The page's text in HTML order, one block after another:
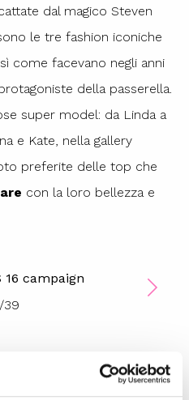
dal magico Steven
le tre fashion iconiche
come facevano negli anni
della passerella.
super model: da Linda a
e Kate, nella gallery
preferite delle top che
con la loro bellezza e
16 campaign
/39